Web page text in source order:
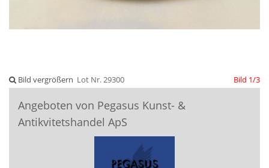
Bild vergrößern Lot Nr. 29300 Bild 1/3
Angeboten von Pegasus Kunst- &
Antikvitetshandel ApS